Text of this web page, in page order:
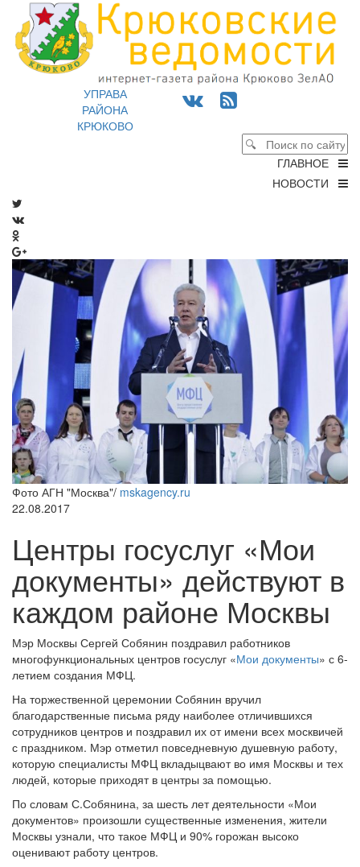
УПРАВА
РАЙОНА
КРЮКОВО
ГЛАВНОЕ
НОВОСТИ
Фото АГН "Москва"/ mskagency.ru
22.08.2017
Центры госуслуг «Мои
документы» действуют в
каждом районе Москвы
Мэр Москвы Сергей Собянин поздравил работников
многофункциональных центров госуслуг «Мои документы» с 6-
летием создания МФЦ.
На торжественной церемонии Собянин вручил
благодарственные письма ряду наиболее отличившихся
сотрудников центров и поздравил их от имени всех москвичей
с праздником. Мэр отметил повседневную душевную работу,
которую специалисты МФЦ вкладыцвают во имя Москвы и тех
людей, которые приходят в центры за помощью.
По словам С.Собянина, за шесть лет деятельности «Мои
документов» произошли существенные изменения, жители
Москвы узнали, что такое МФЦ и 90% горожан высоко
оценивают работу центров.